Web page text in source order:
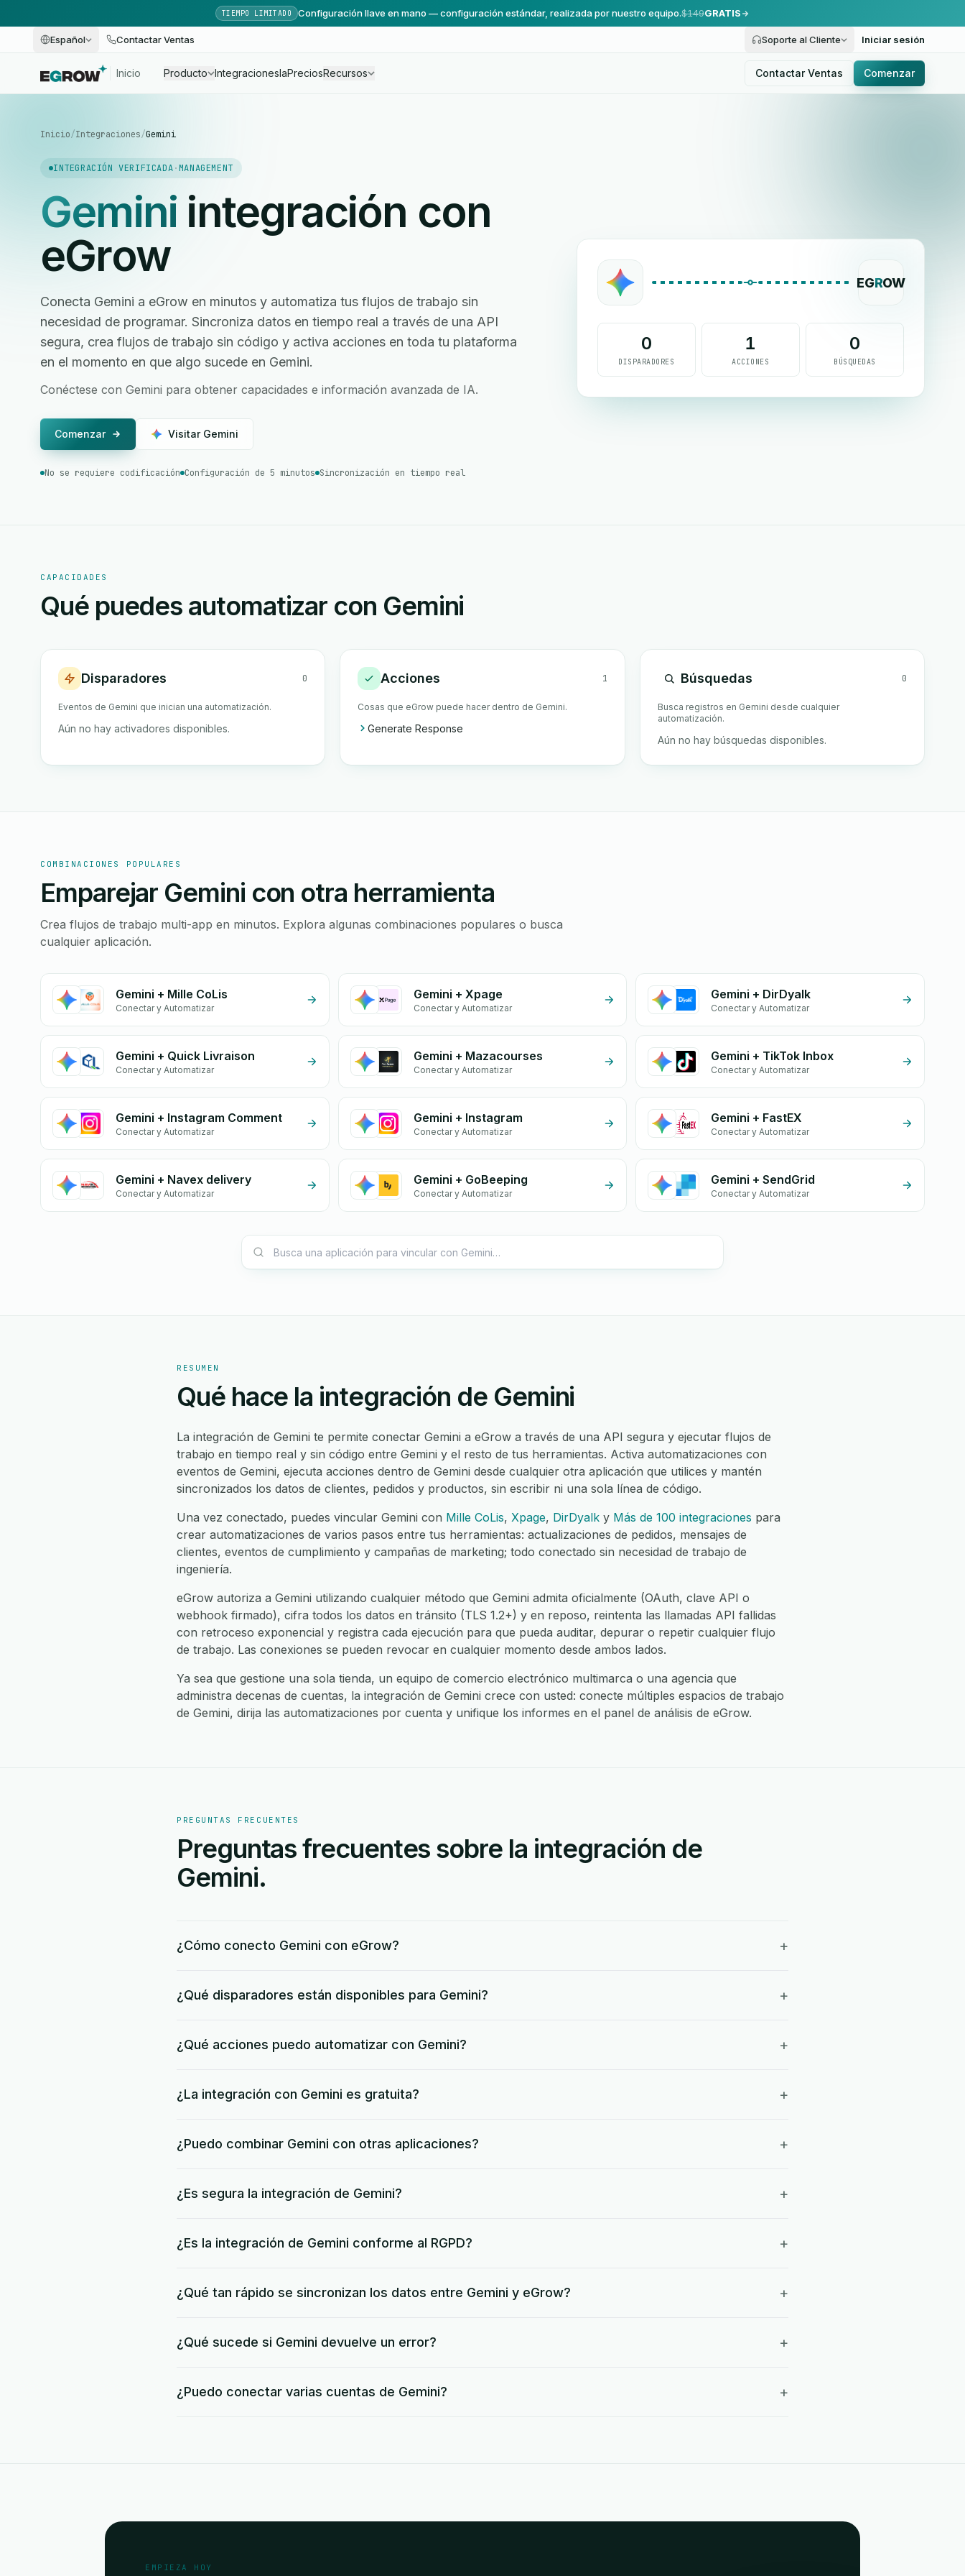
TIEMPO LIMITADO Configuración llave en mano — configuración estándar, realizada por nuestro equipo.$149GRATIS
Español Contactar Ventas Soporte al Cliente Iniciar sesión
Inicio Producto IntegracionesIaPreciosRecursos Contactar Ventas Comenzar
Inicio/Integraciones/Gemini
INTEGRACIÓN VERIFICADA·MANAGEMENT
Gemini integración con
eGrow
Conecta Gemini a eGrow en minutos y automatiza tus flujos de trabajo sin
necesidad de programar. Sincroniza datos en tiempo real a través de una API
segura, crea flujos de trabajo sin código y activa acciones en toda tu plataforma
en el momento en que algo sucede en Gemini.
Conéctese con Gemini para obtener capacidades e información avanzada de IA.
Comenzar Visitar Gemini
No se requiere codificación Configuración de 5 minutos Sincronización en tiempo real
EGROW
0
DISPARADORES
1
ACCIONES
0
BÚSQUEDAS
CAPACIDADES
Qué puedes automatizar con Gemini
Disparadores 0
Eventos de Gemini que inician una automatización.
Aún no hay activadores disponibles.
Acciones 1
Cosas que eGrow puede hacer dentro de Gemini.
Generate Response
Búsquedas 0
Busca registros en Gemini desde cualquier
automatización.
Aún no hay búsquedas disponibles.
COMBINACIONES POPULARES
Emparejar Gemini con otra herramienta
Crea flujos de trabajo multi-app en minutos. Explora algunas combinaciones populares o busca
cualquier aplicación.
Gemini + Mille CoLis
Conectar y Automatizar
Gemini + Xpage
Conectar y Automatizar
Gemini + DirDyalk
Conectar y Automatizar
Gemini + Quick Livraison
Conectar y Automatizar
Gemini + Mazacourses
Conectar y Automatizar
Gemini + TikTok Inbox
Conectar y Automatizar
Gemini + Instagram Comment
Conectar y Automatizar
Gemini + Instagram
Conectar y Automatizar
Gemini + FastEX
Conectar y Automatizar
Gemini + Navex delivery
Conectar y Automatizar
Gemini + GoBeeping
Conectar y Automatizar
Gemini + SendGrid
Conectar y Automatizar
RESUMEN
Qué hace la integración de Gemini
La integración de Gemini te permite conectar Gemini a eGrow a través de una API segura y ejecutar flujos de
trabajo en tiempo real y sin código entre Gemini y el resto de tus herramientas. Activa automatizaciones con
eventos de Gemini, ejecuta acciones dentro de Gemini desde cualquier otra aplicación que utilices y mantén
sincronizados los datos de clientes, pedidos y productos, sin escribir ni una sola línea de código.
Una vez conectado, puedes vincular Gemini con Mille CoLis, Xpage, DirDyalk y Más de 100 integraciones para
crear automatizaciones de varios pasos entre tus herramientas: actualizaciones de pedidos, mensajes de
clientes, eventos de cumplimiento y campañas de marketing; todo conectado sin necesidad de trabajo de
ingeniería.
eGrow autoriza a Gemini utilizando cualquier método que Gemini admita oficialmente (OAuth, clave API o
webhook firmado), cifra todos los datos en tránsito (TLS 1.2+) y en reposo, reintenta las llamadas API fallidas
con retroceso exponencial y registra cada ejecución para que pueda auditar, depurar o repetir cualquier flujo
de trabajo. Las conexiones se pueden revocar en cualquier momento desde ambos lados.
Ya sea que gestione una sola tienda, un equipo de comercio electrónico multimarca o una agencia que
administra decenas de cuentas, la integración de Gemini crece con usted: conecte múltiples espacios de trabajo
de Gemini, dirija las automatizaciones por cuenta y unifique los informes en el panel de análisis de eGrow.
PREGUNTAS FRECUENTES
Preguntas frecuentes sobre la integración de
Gemini.
¿Cómo conecto Gemini con eGrow? +
¿Qué disparadores están disponibles para Gemini? +
¿Qué acciones puedo automatizar con Gemini? +
¿La integración con Gemini es gratuita? +
¿Puedo combinar Gemini con otras aplicaciones? +
¿Es segura la integración de Gemini? +
¿Es la integración de Gemini conforme al RGPD? +
¿Qué tan rápido se sincronizan los datos entre Gemini y eGrow? +
¿Qué sucede si Gemini devuelve un error? +
¿Puedo conectar varias cuentas de Gemini? +
EMPIEZA HOY